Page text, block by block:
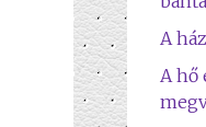
A
A hő